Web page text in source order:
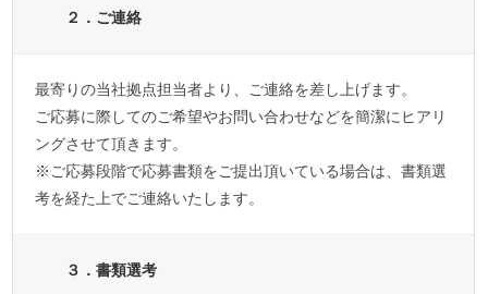
２．ご連絡
最寄りの当社拠点担当者より、ご連絡を差し上げます。
ご応募に際してのご希望やお問い合わせなどを簡潔にヒアリ
ングさせて頂きます。
※ご応募段階で応募書類をご提出頂いている場合は、書類選
考を経た上でご連絡いたします。
３．書類選考